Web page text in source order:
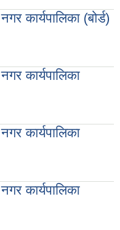
कार्यपालिका (बोर्ड)
कार्यपालिका
कार्यपालिका
कार्यपालिका